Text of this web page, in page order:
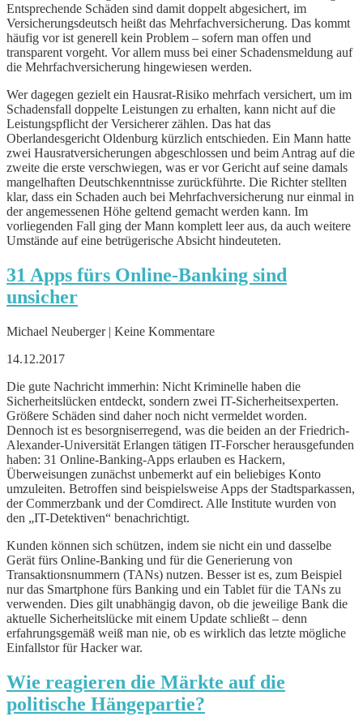
Entsprechende Schäden sind damit doppelt abgesichert, im
Versicherungsdeutsch heißt das Mehrfachversicherung. Das kommt
häufig vor ist generell kein Problem – sofern man offen und
transparent vorgeht. Vor allem muss bei einer Schadensmeldung auf
die Mehrfachversicherung hingewiesen werden.
Wer dagegen gezielt ein Hausrat-Risiko mehrfach versichert, um im
Schadensfall doppelte Leistungen zu erhalten, kann nicht auf die
Leistungspflicht der Versicherer zählen. Das hat das
Oberlandesgericht Oldenburg kürzlich entschieden. Ein Mann hatte
zwei Hausratversicherungen abgeschlossen und beim Antrag auf die
zweite die erste verschwiegen, was er vor Gericht auf seine damals
mangelhaften Deutschkenntnisse zurückführte. Die Richter stellten
klar, dass ein Schaden auch bei Mehrfachversicherung nur einmal in
der angemessenen Höhe geltend gemacht werden kann. Im
vorliegenden Fall ging der Mann komplett leer aus, da auch weitere
Umstände auf eine betrügerische Absicht hindeuteten.
31 Apps fürs Online-Banking sind
unsicher
Michael Neuberger | Keine Kommentare
14.12.2017
Die gute Nachricht immerhin: Nicht Kriminelle haben die
Sicherheitslücken entdeckt, sondern zwei IT-Sicherheitsexperten.
Größere Schäden sind daher noch nicht vermeldet worden.
Dennoch ist es besorgniserregend, was die beiden an der Friedrich-
Alexander-Universität Erlangen tätigen IT-Forscher herausgefunden
haben: 31 Online-Banking-Apps erlauben es Hackern,
Überweisungen zunächst unbemerkt auf ein beliebiges Konto
umzuleiten. Betroffen sind beispielsweise Apps der Stadtsparkassen,
der Commerzbank und der Comdirect. Alle Institute wurden von
den „IT-Detektiven“ benachrichtigt.
Kunden können sich schützen, indem sie nicht ein und dasselbe
Gerät fürs Online-Banking und für die Generierung von
Transaktionsnummern (TANs) nutzen. Besser ist es, zum Beispiel
nur das Smartphone fürs Banking und ein Tablet für die TANs zu
verwenden. Dies gilt unabhängig davon, ob die jeweilige Bank die
aktuelle Sicherheitslücke mit einem Update schließt – denn
erfahrungsgemäß weiß man nie, ob es wirklich das letzte mögliche
Einfallstor für Hacker war.
Wie reagieren die Märkte auf die
politische Hängepartie?